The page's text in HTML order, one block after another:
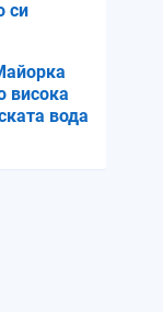
си
висока
вода